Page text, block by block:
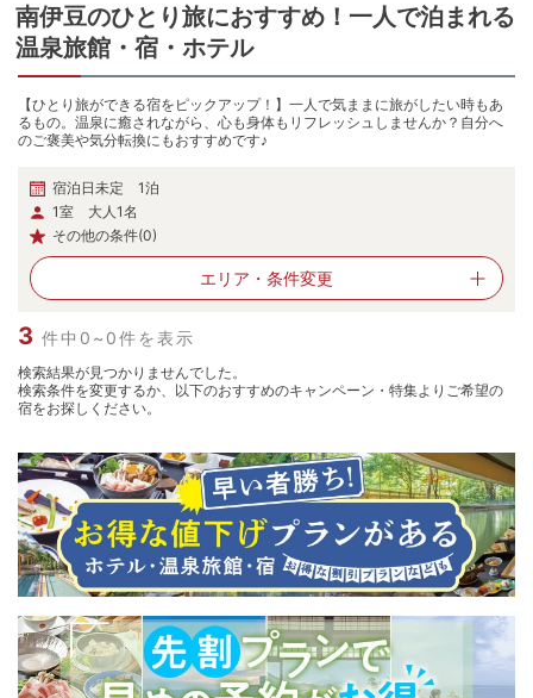
南伊豆のひとり旅におすすめ！一人で泊まれる
温泉旅館・宿・ホテル
【ひとり旅ができる宿をピックアップ！】一人で気ままに旅がしたい時もあ
るもの。温泉に癒されながら、心も身体もリフレッシュしませんか？自分へ
のご褒美や気分転換にもおすすめです♪
宿泊日未定 1泊
1室 大人1名
その他の条件(0)
エリア・ 条件変更
3 件中0~0件を表示
検索結果が見つかりませんでした。
検索条件を変更するか、以下のおすすめのキャンペーン・特集よりご希望の
宿をお探しください。